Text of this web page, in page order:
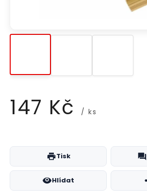
147 Kč / ks
cena:
Tisk
Hlídat